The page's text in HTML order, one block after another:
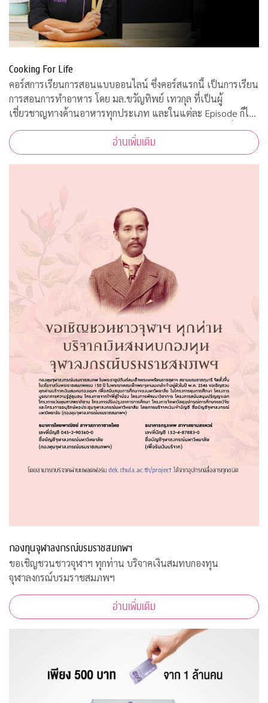
Cooking For Life
คอร์สการเรียนการสอนแบบออนไลน์ ซึ่งคอร์สแรกนี้ เป็นการเรียน
การสอนการทำอาหาร โดย มล.ขวัญทิพย์ เทวกุล ที่เป็นผู้
เชี่ยวชาญทางด้านอาหารทุกประเภท และในแต่ละ Episode ก็ได้
รับความร่วมมือจากคณาจารย์ ผู้ทรงคุณวุฒิ จากคณะต่างๆ ที่มาให้
ความรู้ ตามหลักวิชาการอีกด้วยอ่านเพิ่มเติม
กองทุนจุฬาลงกรณ์บรมราชสมภพฯ
ขอเชิญชวนชาวจุฬาฯ ทุกท่าน บริจาคเงินสมทบกองทุน
จุฬาลงกรณ์บรมราชสมภพฯ
อ่านเพิ่มเติม